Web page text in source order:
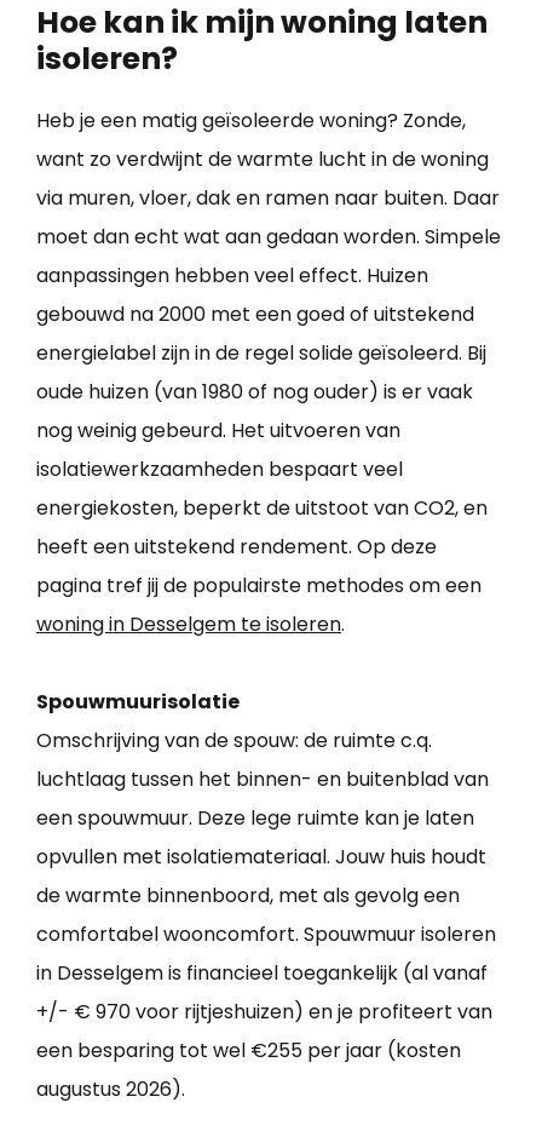
Hoe kan ik mijn woning laten
isoleren?
Heb je een matig geïsoleerde woning? Zonde,
want zo verdwijnt de warmte lucht in de woning
via muren, vloer, dak en ramen naar buiten. Daar
moet dan echt wat aan gedaan worden. Simpele
aanpassingen hebben veel effect. Huizen
gebouwd na 2000 met een goed of uitstekend
energielabel zijn in de regel solide geïsoleerd. Bij
oude huizen (van 1980 of nog ouder) is er vaak
nog weinig gebeurd. Het uitvoeren van
isolatiewerkzaamheden bespaart veel
energiekosten, beperkt de uitstoot van CO2, en
heeft een uitstekend rendement. Op deze
pagina tref jij de populairste methodes om een
woning in Desselgem te isoleren.
Spouwmuurisolatie
Omschrijving van de spouw: de ruimte c.q.
luchtlaag tussen het binnen- en buitenblad van
een spouwmuur. Deze lege ruimte kan je laten
opvullen met isolatiemateriaal. Jouw huis houdt
de warmte binnenboord, met als gevolg een
comfortabel wooncomfort. Spouwmuur isoleren
in Desselgem is financieel toegankelijk (al vanaf
+/- € 970 voor rijtjeshuizen) en je profiteert van
een besparing tot wel €255 per jaar (kosten
augustus 2026).